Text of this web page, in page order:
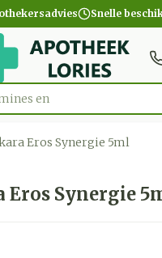
Snelle
categorie...
Eros Synergie 5ml
Eros Synergie